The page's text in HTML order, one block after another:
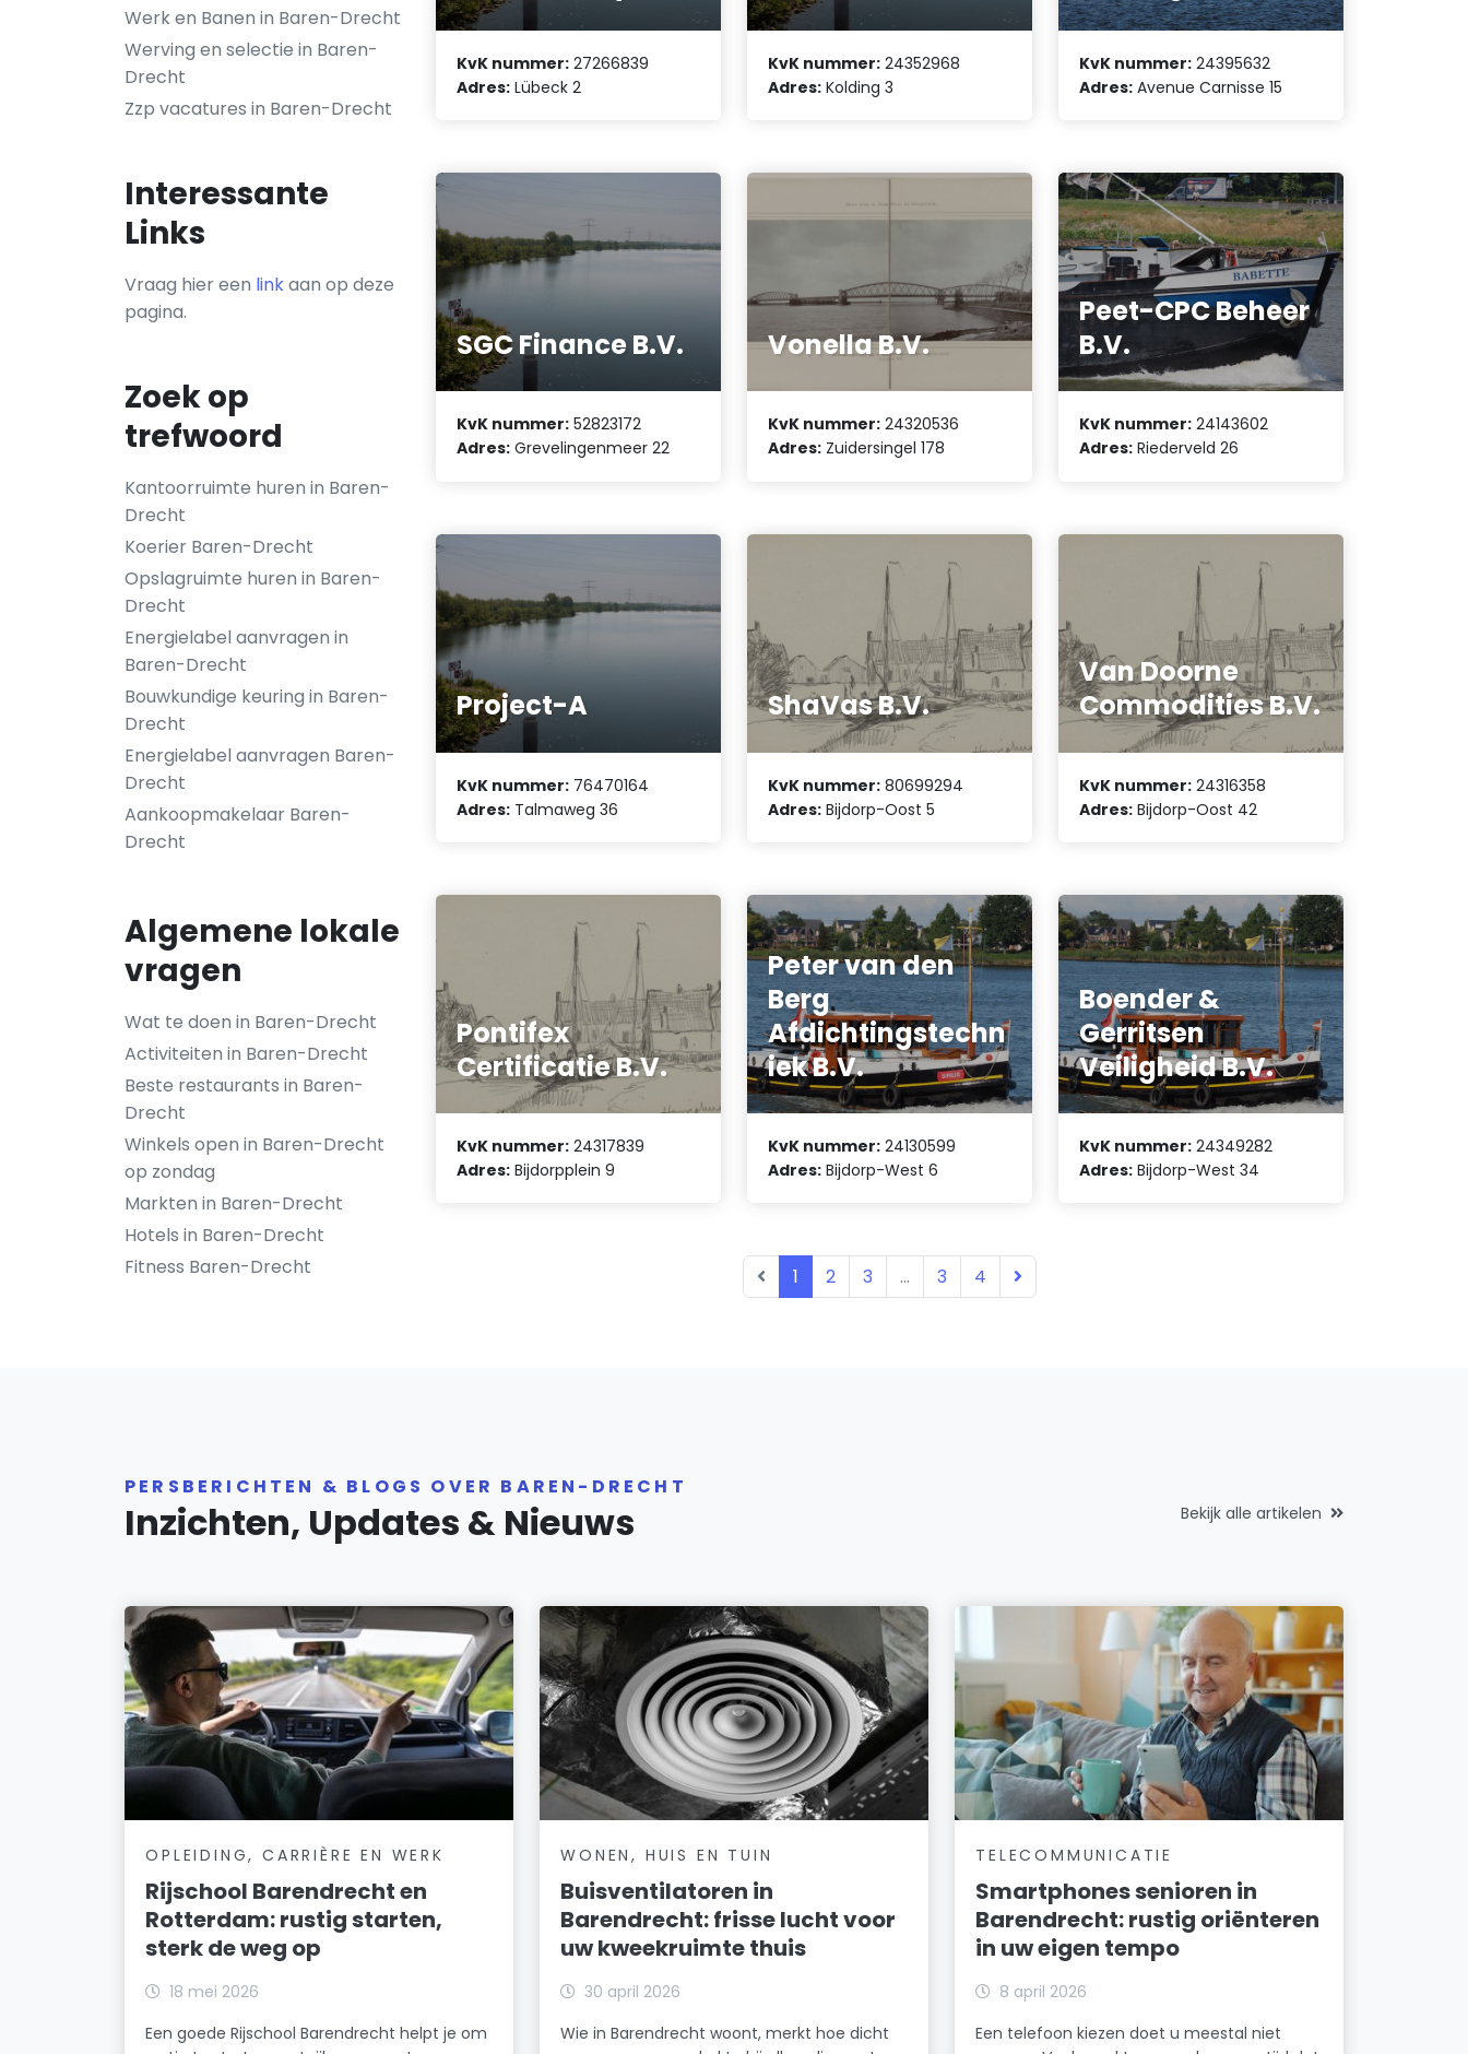
Werk en Banen in Baren-Drecht
Werving en selectie in Baren-
Drecht
Zzp vacatures in Baren-Drecht
Interessante
Links
Vraag hier een linkaan op deze
pagina.
Zoek op
trefwoord
Kantoorruimte huren in Baren-
Drecht
Koerier Baren-Drecht
Opslagruimte huren in Baren-
Drecht
Energielabel aanvragen in
Baren-Drecht
Bouwkundige keuring in Baren-
Drecht
Energielabel aanvragen Baren-
Drecht
Aankoopmakelaar Baren-
Drecht
Algemene lokale
vragen
Wat te doen in Baren-Drecht
Activiteiten in Baren-Drecht
Beste restaurants in Baren-
Drecht
Winkels open in Baren-Drecht
op zondag
Markten in Baren-Drecht
Hotels in Baren-Drecht
Fitness Baren-Drecht
KvK nummer: 27266839
Adres: Lübeck 2
KvK nummer: 24352968
Adres: Kolding 3
KvK nummer: 24395632
Adres: Avenue Carnisse 15
SGC Finance B.V.
KvK nummer: 52823172
Adres: Grevelingenmeer 22
Vonella B.V.
KvK nummer: 24320536
Adres: Zuidersingel 178
Peet-CPC Beheer
B.V.
KvK nummer: 24143602
Adres: Riederveld 26
Project-A
KvK nummer: 76470164
Adres: Talmaweg 36
ShaVas B.V.
KvK nummer: 80699294
Adres: Bijdorp-Oost 5
Van Doorne
Commodities B.V.
KvK nummer: 24316358
Adres: Bijdorp-Oost 42
Pontifex
Certificatie B.V.
KvK nummer: 24317839
Adres: Bijdorpplein 9
Peter van den
Berg
Afdichtingstechn
iek B.V.
KvK nummer: 24130599
Adres: Bijdorp-West 6
Boender &
Gerritsen
Veiligheid B.V.
KvK nummer: 24349282
Adres: Bijdorp-West 34
1 2 3 ... 3 4
PERSBERICHTEN & BLOGS OVER BAREN-DRECHT
Inzichten, Updates & Nieuws Bekijk alle artikelen
OPLEIDING, CARRIÈRE EN WERK
Rijschool Barendrecht en
Rotterdam: rustig starten,
sterk de weg op
18 mei 2026
Een goede Rijschool Barendrecht helpt je om
WONEN, HUIS EN TUIN
Buisventilatoren in
Barendrecht: frisse lucht voor
uw kweekruimte thuis
30 april 2026
Wie in Barendrecht woont, merkt hoe dicht
TELECOMMUNICATIE
Smartphones senioren in
Barendrecht: rustig oriënteren
in uw eigen tempo
8 april 2026
Een telefoon kiezen doet u meestal niet